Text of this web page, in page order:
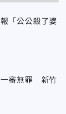
「公公殺了婆
一審無罪 新竹